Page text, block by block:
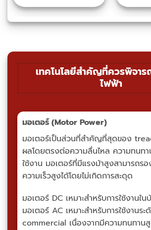
เทคโนโลยีสำคัญที่ควรพิจาร
ไฟฟ้า
มอเตอร์ (Motor Power)
มอเตอร์เป็นส่วนที่สำคัญที่สุดของ
ผลโดยตรงต่อความลื่นไหล ความทนทา
ใช้งาน มอเตอร์ที่มีแรงม้าสูงสามารถร
ความเร็วสูงได้โดยไม่เกิดการสะดุด
มอเตอร์ DC เหมาะสำหรับการใช้งานใ
มอเตอร์ AC เหมาะสำหรับการใช้งานระ
commercial เนื่องจากมีความทนทาน